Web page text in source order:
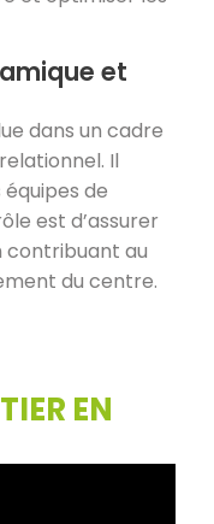
et
dans un cadre
Il
de
est d’assurer
contribuant au
du centre.
EN